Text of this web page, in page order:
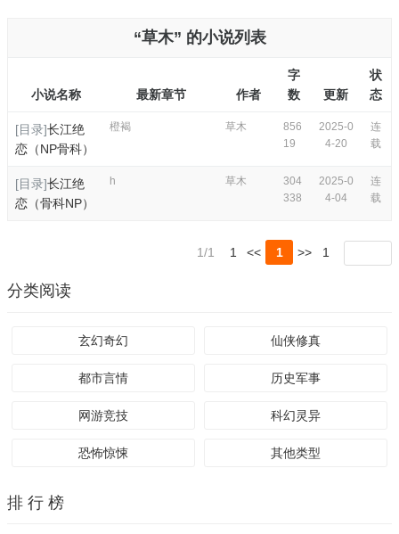
“草木” 的小说列表
小说名称 最新章节 作者
字
数
更新
状
态
[目录]长江绝
恋（NP骨科）
橙褐 草木
856
19
2025-0
4-20
连
载
[目录]长江绝
恋（骨科NP）
h 草木
304
338
2025-0
4-04
连
载
1/1 1 << 1 >> 1
分类阅读
玄幻奇幻 仙侠修真
都市言情 历史军事
网游竞技 科幻灵异
恐怖惊悚 其他类型
排 行 榜